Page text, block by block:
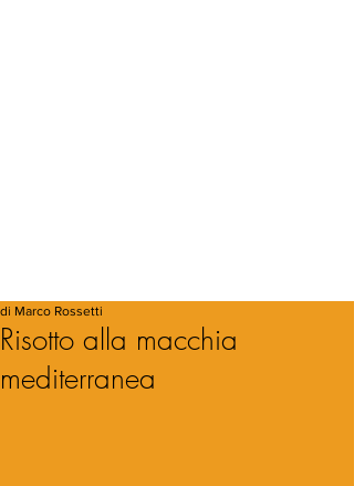
Risotto alla macchia
mediterranea
di Marco Rossetti